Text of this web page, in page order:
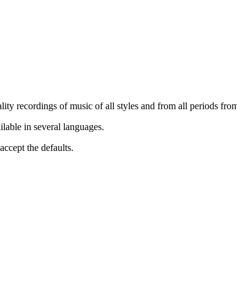
recordings of music of all styles and from all periods
in several languages.
the defaults.